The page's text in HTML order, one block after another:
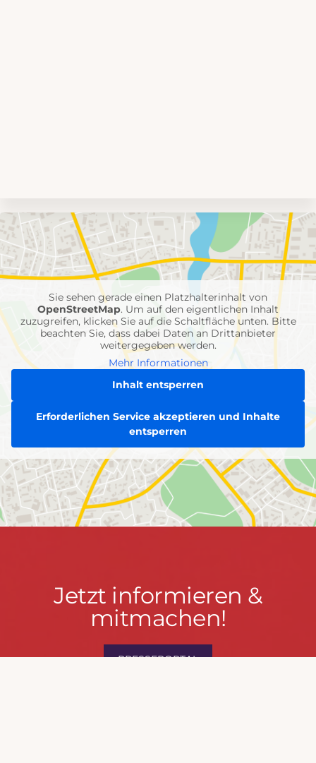
Umgebungskarte
mit
Feuerwehr-
Einheiten
Sie sehen gerade einen Platzhalterinhalt von
OpenStreetMap. Um auf den eigentlichen Inhalt
zuzugreifen, klicken Sie auf die Schaltfläche unten. Bitte
beachten Sie, dass dabei Daten an Drittanbieter
weitergegeben werden.
Mehr Informationen
Inhalt entsperren
Erforderlichen Service akzeptieren und Inhalte
entsperren
Jetzt
informieren
mitmachen!
Jetzt informieren &
mitmachen!
PRESSEPORTAL